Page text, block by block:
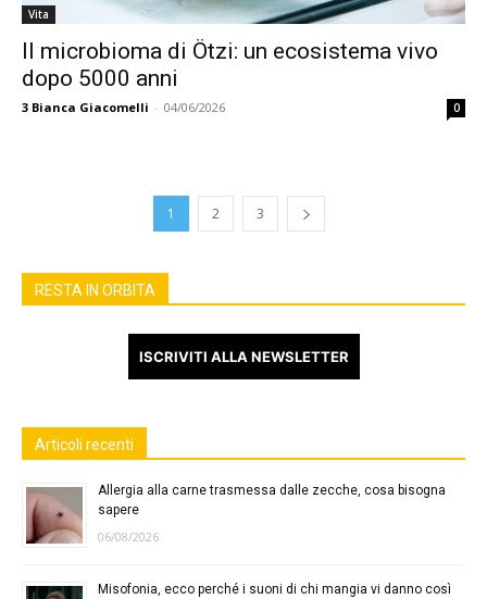
Vita
Il microbioma di Ötzi: un ecosistema vivo
dopo 5000 anni
3 Bianca Giacomelli - 04/06/2026 0
1 2 3
RESTA IN ORBITA
ISCRIVITI ALLA NEWSLETTER
Articoli recenti
Allergia alla carne trasmessa dalle zecche, cosa bisogna
sapere
06/08/2026
Misofonia, ecco perché i suoni di chi mangia vi danno così